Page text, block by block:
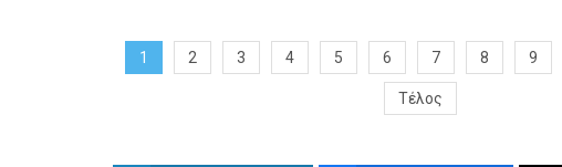
1 2 3 4 5 6 7 8 9
Τέλος